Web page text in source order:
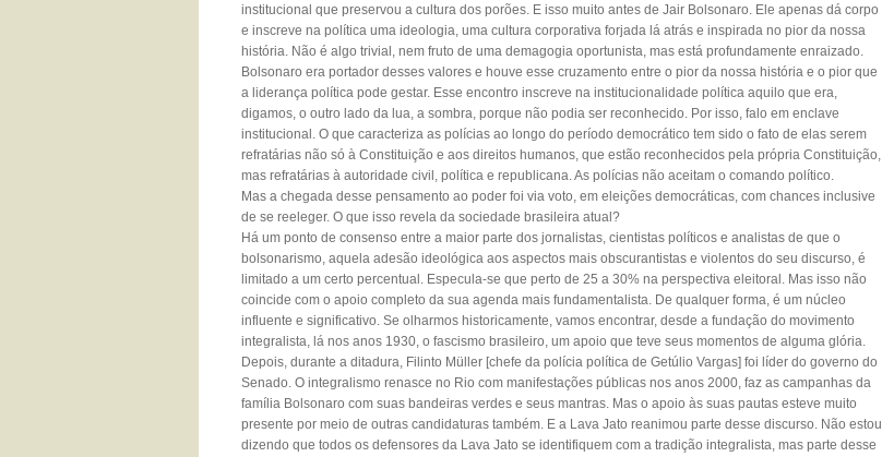
institucional que preservou a cultura dos porões. E isso muito antes de Jair Bolsonaro. Ele apenas dá corpo
e inscreve na política uma ideologia, uma cultura corporativa forjada lá atrás e inspirada no pior da nossa
história. Não é algo trivial, nem fruto de uma demagogia oportunista, mas está profundamente enraizado.
Bolsonaro era portador desses valores e houve esse cruzamento entre o pior da nossa história e o pior que
a liderança política pode gestar. Esse encontro inscreve na institucionalidade política aquilo que era,
digamos, o outro lado da lua, a sombra, porque não podia ser reconhecido. Por isso, falo em enclave
institucional. O que caracteriza as polícias ao longo do período democrático tem sido o fato de elas serem
refratárias não só à Constituição e aos direitos humanos, que estão reconhecidos pela própria Constituição,
mas refratárias à autoridade civil, política e republicana. As polícias não aceitam o comando político.
Mas a chegada desse pensamento ao poder foi via voto, em eleições democráticas, com chances inclusive
de se reeleger. O que isso revela da sociedade brasileira atual?
Há um ponto de consenso entre a maior parte dos jornalistas, cientistas políticos e analistas de que o
bolsonarismo, aquela adesão ideológica aos aspectos mais obscurantistas e violentos do seu discurso, é
limitado a um certo percentual. Especula-se que perto de 25 a 30% na perspectiva eleitoral. Mas isso não
coincide com o apoio completo da sua agenda mais fundamentalista. De qualquer forma, é um núcleo
influente e significativo. Se olharmos historicamente, vamos encontrar, desde a fundação do movimento
integralista, lá nos anos 1930, o fascismo brasileiro, um apoio que teve seus momentos de alguma glória.
Depois, durante a ditadura, Filinto Müller [chefe da polícia política de Getúlio Vargas] foi líder do governo do
Senado. O integralismo renasce no Rio com manifestações públicas nos anos 2000, faz as campanhas da
família Bolsonaro com suas bandeiras verdes e seus mantras. Mas o apoio às suas pautas esteve muito
presente por meio de outras candidaturas também. E a Lava Jato reanimou parte desse discurso. Não estou
dizendo que todos os defensores da Lava Jato se identifiquem com a tradição integralista, mas parte desse